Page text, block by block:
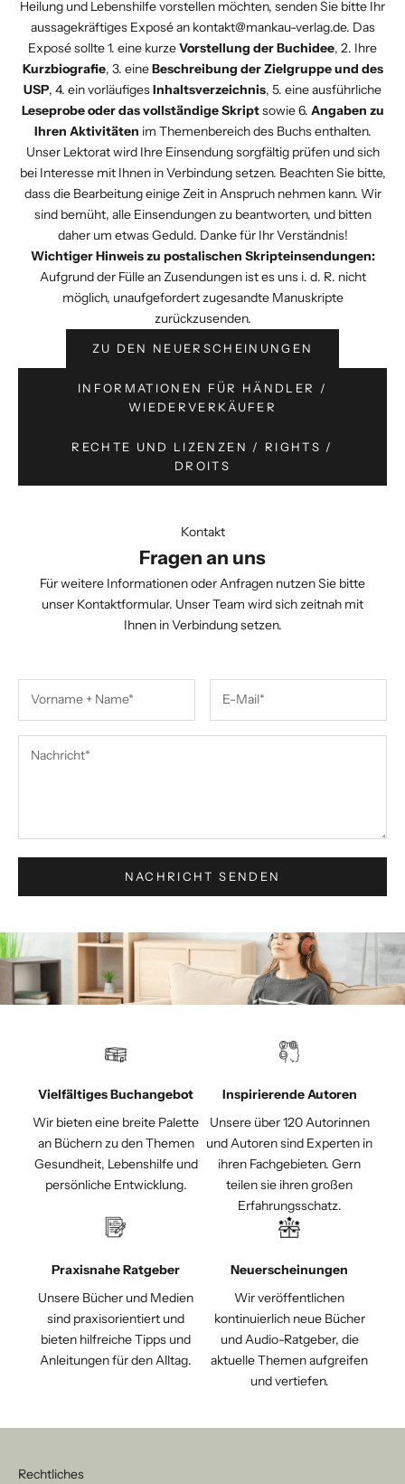
Heilung und Lebenshilfe vorstellen möchten, senden Sie bitte Ihr
aussagekräftiges Exposé an kontakt@mankau-verlag.de. Das
Exposé sollte 1. eine kurzeVorstellung der Buchidee, 2. Ihre
Kurzbiografie, 3. eineBeschreibung der Zielgruppe und des
USP, 4. ein vorläufigesInhaltsverzeichnis, 5. eine ausführliche
Leseprobeoder das vollständige Skriptsowie 6. Angaben zu
Ihren Aktivitäten im Themenbereich des Buchs enthalten.
Unser Lektorat wird Ihre Einsendung sorgfältig prüfen und sich
bei Interesse mit Ihnen in Verbindung setzen. Beachten Sie bitte,
dass die Bearbeitung einige Zeit in Anspruch nehmen kann. Wir
sind bemüht, alle Einsendungen zu beantworten, und bitten
daher um etwas Geduld. Danke für Ihr Verständnis!
Wichtiger Hinweis zu postalischen Skripteinsendungen:
Aufgrund der Fülle an Zusendungen ist es uns i. d. R. nicht
möglich, unaufgefordert zugesandte Manuskripte
zurückzusenden.
ZU DEN NEUERSCHEINUNGEN
INFORMATIONEN FÜR HÄNDLER /
WIEDERVERKÄUFER
RECHTE UND LIZENZEN / RIGHTS /
DROITS
Kontakt
Fragen an uns
Für weitere Informationen oder Anfragen nutzen Sie bitte
unser Kontaktformular. Unser Team wird sich zeitnah mit
Ihnen in Verbindung setzen.
NACHRICHT SENDEN
Vielfältiges Buchangebot
Wir bieten eine breite Palette
an Büchern zu den Themen
Gesundheit, Lebenshilfe und
persönliche Entwicklung.
Inspirierende Autoren
Unsere über 120 Autorinnen
und Autoren sind Experten in
ihren Fachgebieten. Gern
teilen sie ihren großen
Erfahrungsschatz.
Praxisnahe Ratgeber
Unsere Bücher und Medien
sind praxisorientiert und
bieten hilfreiche Tipps und
Anleitungen für den Alltag.
Neuerscheinungen
Wir veröffentlichen
kontinuierlich neue Bücher
und Audio-Ratgeber, die
aktuelle Themen aufgreifen
und vertiefen.
Rechtliches